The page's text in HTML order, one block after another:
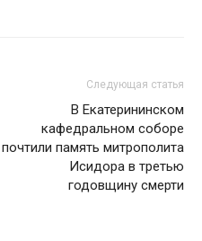
Следующая статья
В Екатерининском
кафедральном соборе
почтили память митрополита
Исидора в третью
годовщину смерти